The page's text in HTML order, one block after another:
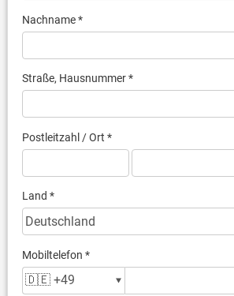
Nachname *
Straße, Hausnummer *
Postleitzahl / Ort *
Land *
Mobiltelefon *